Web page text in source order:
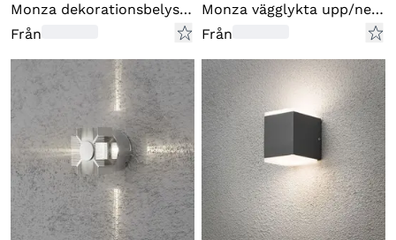
Monza dekorationsbelysning
Från
Monza vägglykta upp/ned GU10
Från